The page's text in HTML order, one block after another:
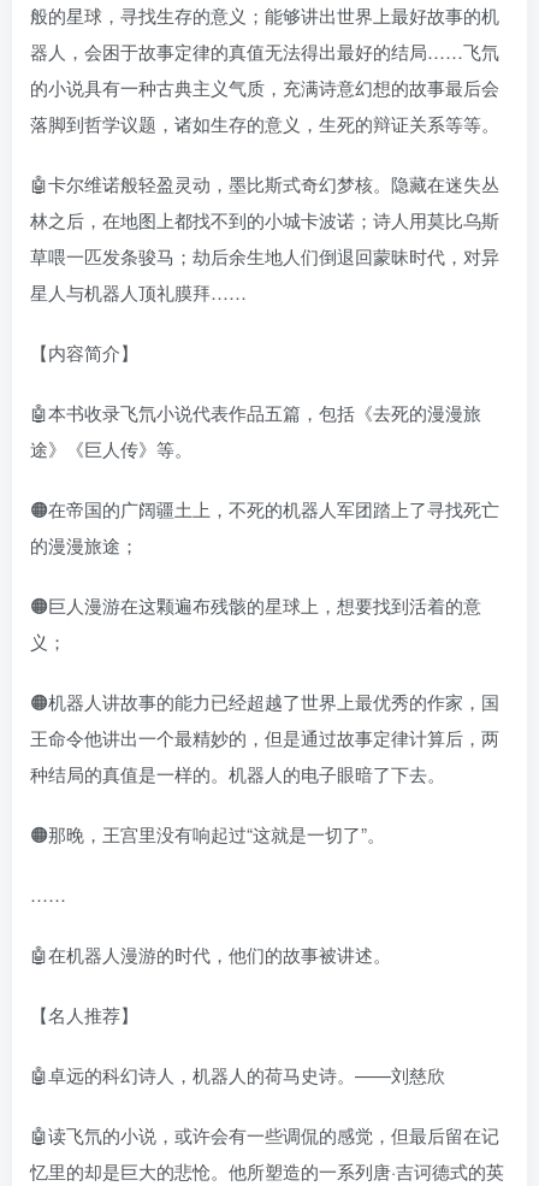
般的星球，寻找生存的意义；能够讲出世界上最好故事的机
器人，会困于故事定律的真值无法得出最好的结局……飞氘
的小说具有一种古典主义气质，充满诗意幻想的故事最后会
落脚到哲学议题，诸如生存的意义，生死的辩证关系等等。
🤖卡尔维诺般轻盈灵动，墨比斯式奇幻梦核。隐藏在迷失丛
林之后，在地图上都找不到的小城卡波诺；诗人用莫比乌斯
草喂一匹发条骏马；劫后余生地人们倒退回蒙昧时代，对异
星人与机器人顶礼膜拜……
【内容简介】
🤖本书收录飞氘小说代表作品五篇，包括《去死的漫漫旅
途》《巨人传》等。
🟠在帝国的广阔疆土上，不死的机器人军团踏上了寻找死亡
的漫漫旅途；
🟠巨人漫游在这颗遍布残骸的星球上，想要找到活着的意
义；
🟠机器人讲故事的能力已经超越了世界上最优秀的作家，国
王命令他讲出一个最精妙的，但是通过故事定律计算后，两
种结局的真值是一样的。机器人的电子眼暗了下去。
🟠那晚，王宫里没有响起过“这就是一切了”。
……
🤖在机器人漫游的时代，他们的故事被讲述。
【名人推荐】
🤖卓远的科幻诗人，机器人的荷马史诗。——刘慈欣
🤖读飞氘的小说，或许会有一些调侃的感觉，但最后留在记
忆里的却是巨大的悲怆。他所塑造的一系列唐·吉诃德式的英